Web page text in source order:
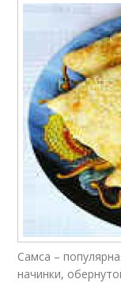
Самса –
начинки,